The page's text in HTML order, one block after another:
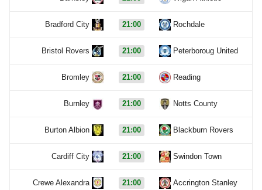
Bradford City 21:00 Rochdale
Bristol Rovers 21:00 Peterboroug United
Bromley 21:00 Reading
Burnley 21:00 Notts County
Burton Albion 21:00 Blackburn Rovers
Cardiff City 21:00 Swindon Town
Crewe Alexandra 21:00 Accrington Stanley